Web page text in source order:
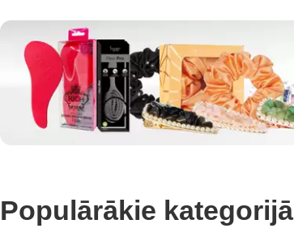
Populārākie kategorijā